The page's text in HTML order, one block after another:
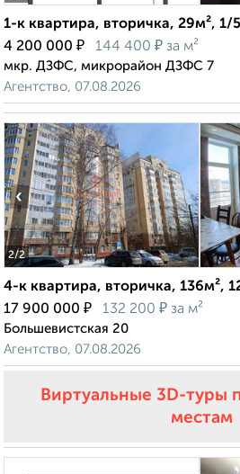
1-к квартира, вторичка, 29м², 1/
4 200 000 ₽ 144 400 ₽ за м²
мкр. ДЗФС, микрорайон ДЗФС 7
Агентство, 07.08.2026
2/2
‹
4-к квартира, вторичка, 136м²,
17 900 000 ₽ 132 200 ₽ за м²
Большевистская 20
Агентство, 07.08.2026
Виртуальные 3D-туры
местам